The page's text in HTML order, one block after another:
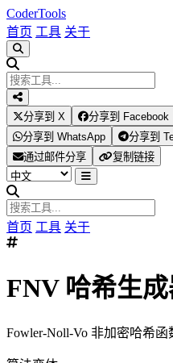
CoderTools
首页 工具 关于
分享到 X 分享到 Facebook
分享到 WhatsApp
分享到
通过邮件分享
复制链接
首页 工具 关于
FNV 哈希生
Fowler-Noll-Vo 非加密哈希函